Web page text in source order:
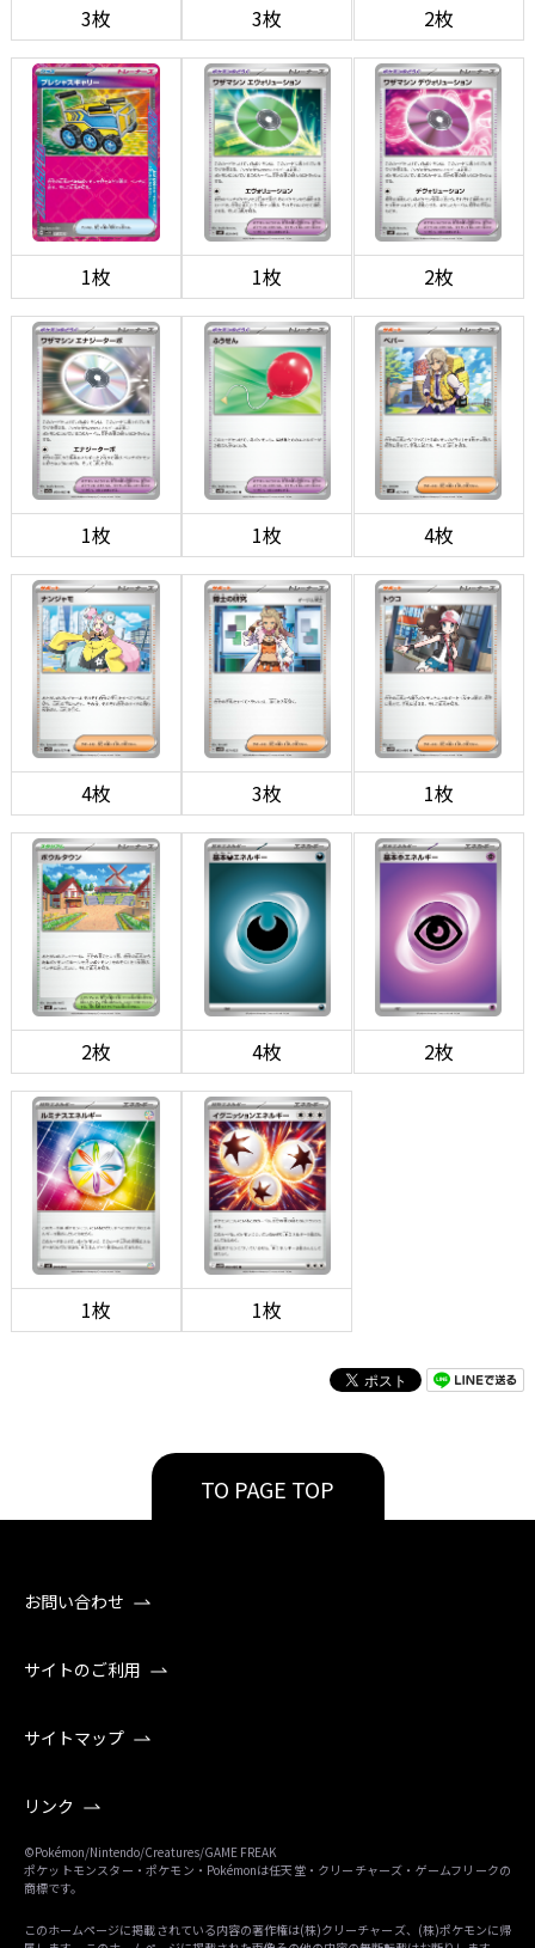
3枚 3枚 2枚
1枚 1枚 2枚
1枚 1枚 4枚
4枚 3枚 1枚
2枚 4枚 2枚
1枚 1枚
TO PAGE TOP
お問い合わせ
サイトのご利用
サイトマップ
リンク
©Pokémon/Nintendo/Creatures/GAME FREAK
ポケットモンスター・ポケモン・Pokémonは任天堂・クリーチャーズ・ゲームフリークの
商標です。
このホームページに掲載されている内容の著作権は(株)クリーチャーズ、(株)ポケモンに帰